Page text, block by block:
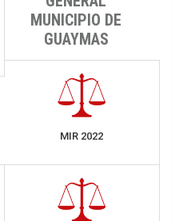
MUNICIPIO DE
GUAYMAS
MIR 2022